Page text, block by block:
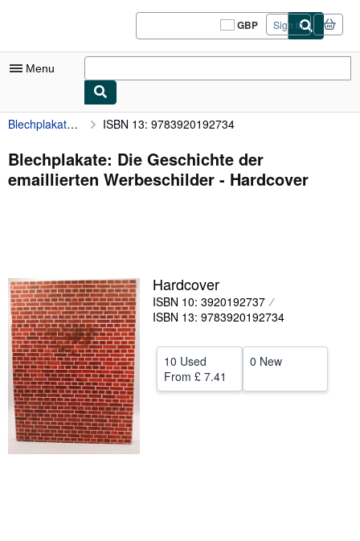
GBP
Site
shopping
Sign in
Menu
My Account
My Purchases
Sign Off
Art & Collectables
Textbooks
Sellers
Start Selling
Help
Blechplakate: Die Geschichte der emaillierten Werbeschilder ISBN 13: 9783920192734
Blechplakate: Die Geschichte der
emaillierten Werbeschilder - Hardcover
Hardcover
ISBN 10: 3920192737
ISBN 13: 9783920192734
10 Used
From £ 7.41
0 New